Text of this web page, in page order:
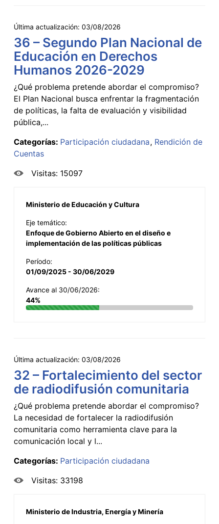
Última actualización: 03/08/2026
36 – Segundo Plan Nacional de
Educación en Derechos
Humanos 2026-2029
¿Qué problema pretende abordar el compromiso?
El Plan Nacional busca enfrentar la fragmentación
de políticas, la falta de evaluación y visibilidad
pública,...
Categorías: Participación ciudadana Rendición de
Cuentas
Visitas: 15097
Ministerio de Educación y Cultura
Eje temático:
Enfoque de Gobierno Abierto en el diseño e
implementación de las políticas públicas
Período:
01/09/2025 - 30/06/2029
Avance al 30/06/2026:
44%
Última actualización: 03/08/2026
32 – Fortalecimiento del sector
de radiodifusión comunitaria
¿Qué problema pretende abordar el compromiso?
La necesidad de fortalecer la radiodifusión
comunitaria como herramienta clave para la
comunicación local y l...
Categorías: Participación ciudadana
Visitas: 33198
Ministerio de Industria, Energía y Minería